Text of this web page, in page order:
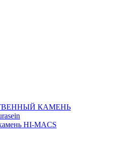
КАМЕНЬ
HI-MACS